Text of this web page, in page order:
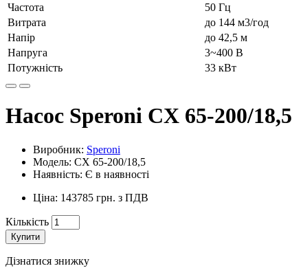
Частота
50 Гц
Витрата
до 144 м3/год
Напір
до 42,5 м
Напруга
3~400 В
Потужність
33 кВт
Насос Speroni CX 65-200/18,5
Виробник: Speroni
Модель: CX 65-200/18,5
Наявність: Є в наявності
Ціна: 143785 грн. з ПДВ
Кількість
Купити
Дізнатися знижку